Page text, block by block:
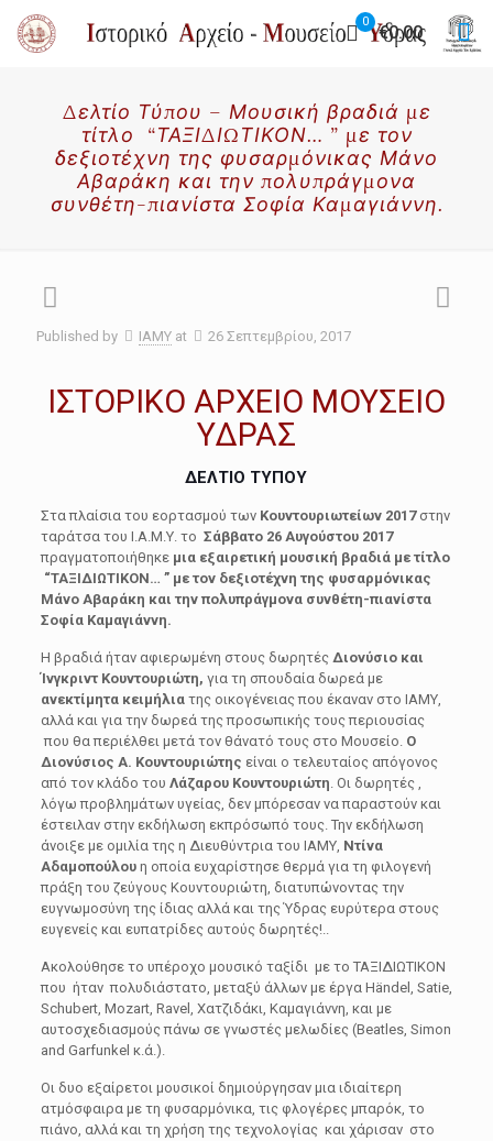
0
€0.00
Δελτίο Τύπου – Μουσική βραδιά με
τίτλο “ΤΑΞΙΔΙΩΤΙΚΟΝ… ” με τον
δεξιοτέχνη της φυσαρμόνικας Μάνο
Αβαράκη και την πολυπράγμονα
συνθέτη-πιανίστα Σοφία Καμαγιάννη.
Published by IAMY at 26 Σεπτεμβρίου, 2017
ΙΣΤΟΡΙΚΟ ΑΡΧΕΙΟ ΜΟΥΣΕΙΟ
ΥΔΡΑΣ
ΔΕΛΤΙΟ ΤΥΠΟΥ
Στα πλαίσια του εορτασμού των Κουντουριωτείων 2017στην
ταράτσα του Ι.Α.Μ.Υ. το Σάββατο 26 Αυγούστου 2017
πραγματοποιήθηκε μια εξαιρετική μουσική βραδιά με τίτλο
“ΤΑΞΙΔΙΩΤΙΚΟΝ… ” με τον δεξιοτέχνη της φυσαρμόνικας
Μάνο Αβαράκη και την πολυπράγμονα συνθέτη-πιανίστα
Σοφία Καμαγιάννη.
Η βραδιά ήταν αφιερωμένη στους δωρητές Διονύσιο και
Ίνγκριντ Κουντουριώτη, για τη σπουδαία δωρεά με
ανεκτίμητα κειμήλιατης οικογένειας που έκαναν στο ΙΑΜΥ,
αλλά και για την δωρεά της προσωπικής τους περιουσίας
που θα περιέλθει μετά τον θάνατό τους στο Μουσείο. Ο
Διονύσιος Α. Κουντουριώτης είναι ο τελευταίος απόγονος
από τον κλάδο του Λάζαρου Κουντουριώτη. Οι δωρητές ,
λόγω προβλημάτων υγείας, δεν μπόρεσαν να παραστούν και
έστειλαν στην εκδήλωση εκπρόσωπό τους. Την εκδήλωση
άνοιξε με ομιλία της η Διευθύντρια του ΙΑΜΥ, Ντίνα
Αδαμοπούλουη οποία ευχαρίστησε θερμά για τη φιλογενή
πράξη του ζεύγους Κουντουριώτη, διατυπώνοντας την
ευγνωμοσύνη της ίδιας αλλά και της Ύδρας ευρύτερα στους
ευγενείς και ευπατρίδες αυτούς δωρητές!..
Ακολούθησε το υπέροχο μουσικό ταξίδι με το ΤΑΞΙΔΙΩΤΙΚΟΝ
που ήταν πολυδιάστατο, μεταξύ άλλων με έργα Händel, Satie,
Schubert, Mozart, Ravel, Xατζιδάκι, Καμαγιάννη, και με
αυτοσχεδιασμούς πάνω σε γνωστές μελωδίες (Βeatles, Simon
and Garfunkel κ.ά.).
Οι δυο εξαίρετοι μουσικοί δημιούργησαν μια ιδιαίτερη
ατμόσφαιρα με τη φυσαρμόνικα, τις φλογέρες μπαρόκ, το
πιάνο, αλλά και τη χρήση της τεχνολογίας και χάρισαν στο